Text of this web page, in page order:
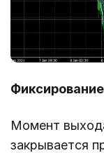
Момент
закрывается